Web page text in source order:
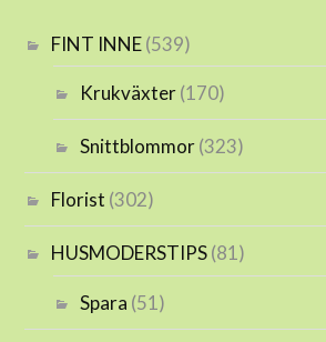
FINT INNE(539)
Krukväxter(170)
Snittblommor(323)
Florist (302)
HUSMODERSTIPS(81)
Spara (51)